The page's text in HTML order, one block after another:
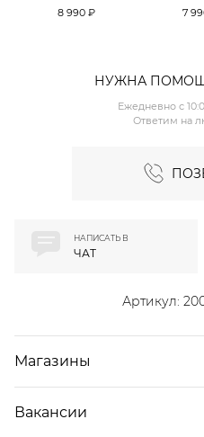
принтом «клетка»
8 990 ₽
хлопка
7
НУЖНА
Ежедневно с
Ответим на
Артикул:
НАПИСАТЬ В
ЧАТ
Магазины
Вакансии